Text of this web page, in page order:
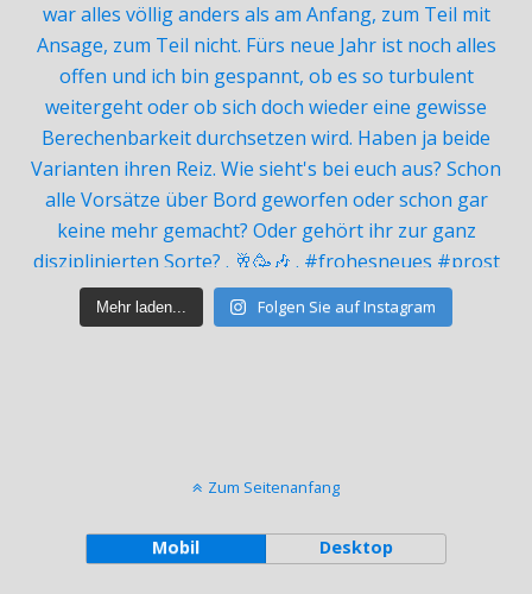
Mehr laden... Folgen Sie auf Instagram
Zum Seitenanfang
Mobil Desktop